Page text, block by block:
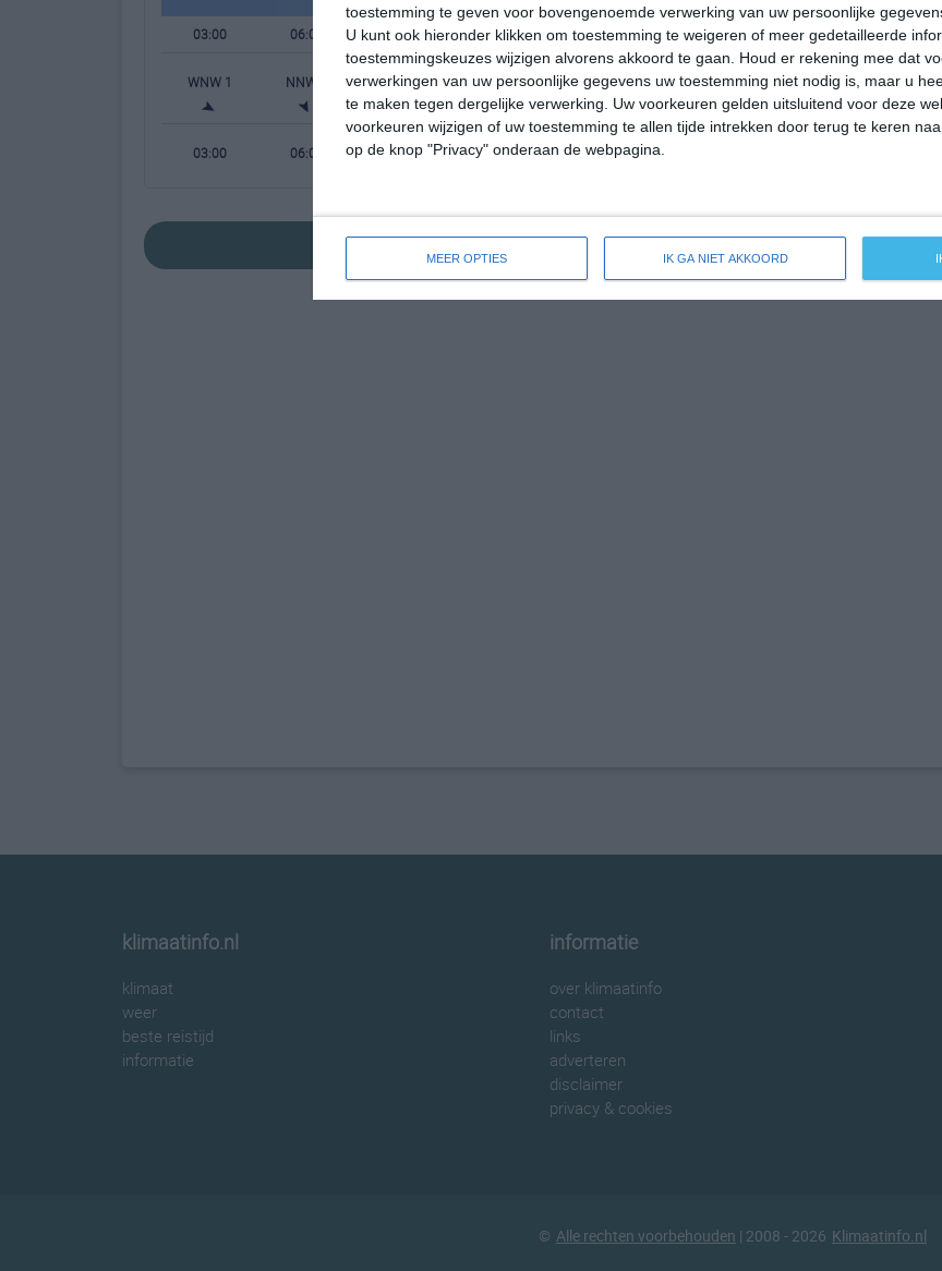
toestemming te geven voor bovengenoemde verwerking van uw persoonlijke
U kunt ook hieronder klikken om toestemming te weigeren of meer gedetailleerde
toestemmingskeuzes wijzigen alvorens akkoord te gaan.
Houd er rekening mee dat
verwerkingen van uw persoonlijke gegevens uw toestemming niet nodig is, maar u
te maken tegen dergelijke verwerking. Uw voorkeuren gelden uitsluitend voor deze
voorkeuren wijzigen of uw toestemming te allen tijde intrekken door terug te keren
op de knop "Privacy" onderaan de webpagina.
MEER OPTIES IK GA NIET AKKOORD
03:00 06:00 09:00 12:00 15:00 18:00 21:00 00:00
WNW 1 NNW 1 NO 1 ZZW 2 ZZW 1 WNW 1 NW 1 ZZO 1
03:00 06:00 09:00 12:00 15:00
bekijk de uitgebreide weersverwachting voor White Cloud
klimaatinfo.nl
klimaat
weer
beste reistijd
informatie
informatie
over klimaatinfo
contact
links
adverteren
disclaimer
privacy & cookies
© Alle rechten voorbehouden | 2008 - 2026 Klimaatinfo.nl